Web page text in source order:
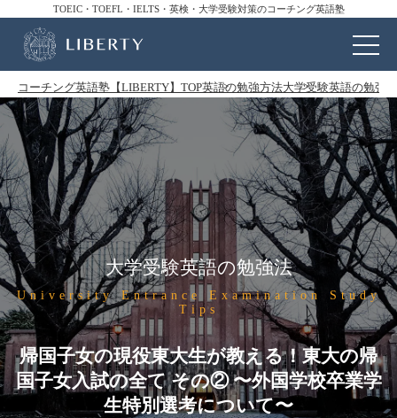
TOEIC・TOEFL・IELTS・英検・大学受験対策のコーチング英語塾
コーチング英語塾【LIBERTY】TOP英語の勉強方法大学受験英語の勉強法
大学受験英語の勉強法
University Entrance Examination Study
Tips
帰国子女の現役東大生が教える！東大の帰
国子女入試の全て その② 〜外国学校卒業学
生特別選考について〜